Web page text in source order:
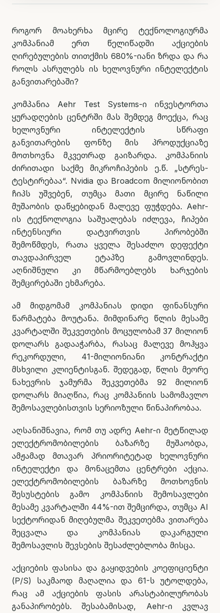
როგორ მოახერხა მცირე ტექნოლოგიურმა
კომპანიამ ერთ წელიწადში აქციების
ღირებულების თითქმის 680%-იანი ზრდა და რა
როლს ასრულებს ის ხელოვნური ინტელექტის
განვითარებაში?
კომპანია Aehr Test Systems-ი ინვესტორთა
ყურადღების ცენტრში მას შემდეგ მოექცა, რაც
ხელოვნური ინტელექტის სწრაფი
განვითარების ფონზე მის პროდუქციაზე
მოთხოვნა მკვეთრად გაიზარდა. კომპანიის
ძირითადი საქმე მიკროჩიპების ე.წ. „სტრეს-
ტესტირებაა“. Nvidia და Broadcom მილიონობით
ჩიპს უშვებენ, თუმცა მათი მცირე ნაწილი
მუშაობის დაწყებიდან მალევე ფუჭდება. Aehr-
ის ტექნოლოგია საშუალებას იძლევა, ჩიპები
ინტენსიური დატვირთვის პირობებში
შემოწმდეს, რათა ყველა შესაძლო დეფექტი
თავდაპირველ ეტაპზე გამოვლინდეს.
აღნიშნული კი მწარმოებლებს ხარჯების
შემცირებაში ეხმარება.
ამ მიდგომამ კომპანიას დიდი ფინანსური
წარმატება მოუტანა. მიმდინარე წლის მესამე
კვარტალში შეკვეთების მოცულობამ 37 მილიონ
დოლარს გადააჭარბა, რასაც მალევე მოჰყვა
რეკორდული, 41-მილიონიანი კონტრაქტი
მსხვილი კლიენტისგან. შედეგად, წლის მეორე
ნახევრის ჯამურმა შეკვეთებმა 92 მილიონ
დოლარს მიაღწია, რაც კომპანიის სამომავლო
შემოსავლებისთვის სერიოზული წინაპირობაა.
აღსანიშნავია, რომ თუ ადრე Aehr-ი მეტწილად
ელექტრომობილების ბაზარზე მუშაობდა,
ამჟამად მთავარ პრიორიტეტად ხელოვნური
ინტელექტი და მონაცემთა ცენტრები აქცია.
ელექტრომობილების ბაზარზე მოთხოვნის
შესუსტების გამო კომპანიის შემოსავლები
მესამე კვარტალში 44%-ით შემცირდა, თუმცა AI
სექტორიდან მიღებულმა შეკვეთებმა ვითარება
შეცვალა და კომპანიას დაკარგული
შემოსავლის შევსების შესაძლებლობა მისცა.
აქციების ფასისა და გაყიდვების კოეფიციენტი
(P/S) საკმაოდ მაღალია და 61-ს უტოლდება,
რაც ამ აქციების ფასის არასტაბილურობას
განაპირობებს. შესაბამისად, Aehr-ი კვლავ